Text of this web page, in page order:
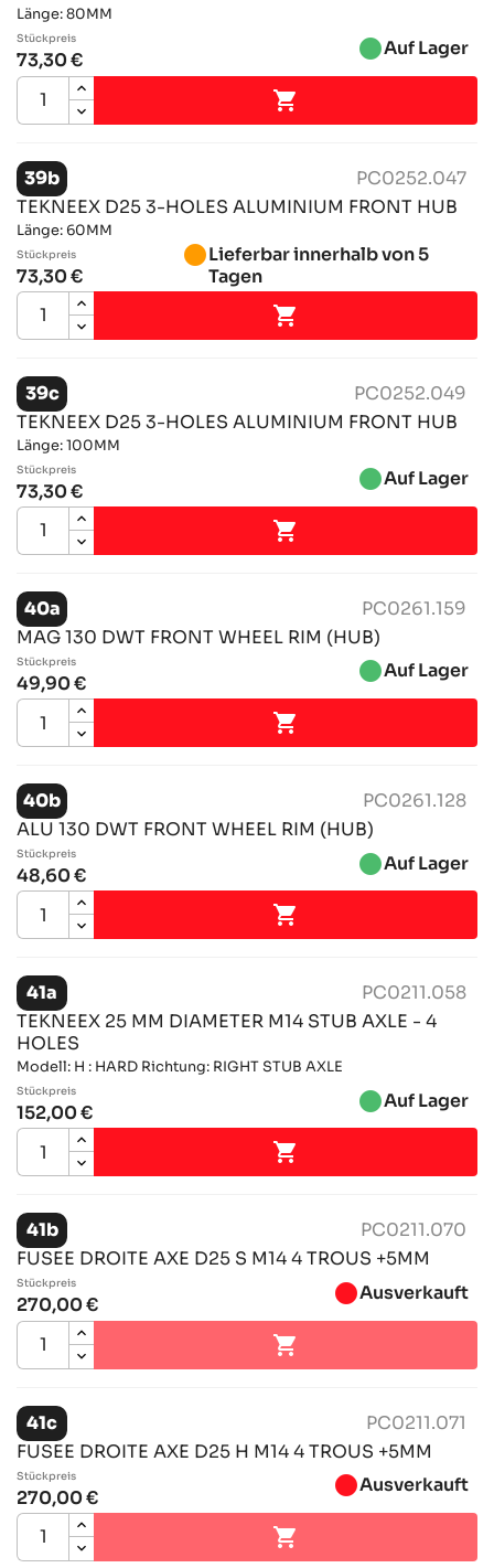
Länge: 80MM
Stückpreis
73,30 € brightness_1Auf Lager

39b
PC0252.047
TEKNEEX D25 3-HOLES ALUMINIUM FRONT HUB
Länge: 60MM
Stückpreis
73,30 €
brightness_1Lieferbar innerhalb von 5
Tagen

39c
PC0252.049
TEKNEEX D25 3-HOLES ALUMINIUM FRONT HUB
Länge: 100MM
Stückpreis
73,30 € brightness_1Auf Lager

40a
PC0261.159
MAG 130 DWT FRONT WHEEL RIM (HUB)
Stückpreis
49,90 € brightness_1Auf Lager

40b
PC0261.128
ALU 130 DWT FRONT WHEEL RIM (HUB)
Stückpreis
48,60 € brightness_1Auf Lager

41a
PC0211.058
TEKNEEX 25 MM DIAMETER M14 STUB AXLE - 4
HOLES
Modell: H : HARD Richtung: RIGHT STUB AXLE
Stückpreis
152,00 € brightness_1Auf Lager

41b
PC0211.070
FUSEE DROITE AXE D25 S M14 4 TROUS +5MM
Stückpreis
270,00 € brightness_1Ausverkauft

41c
PC0211.071
FUSEE DROITE AXE D25 H M14 4 TROUS +5MM
Stückpreis
270,00 € brightness_1Ausverkauft
